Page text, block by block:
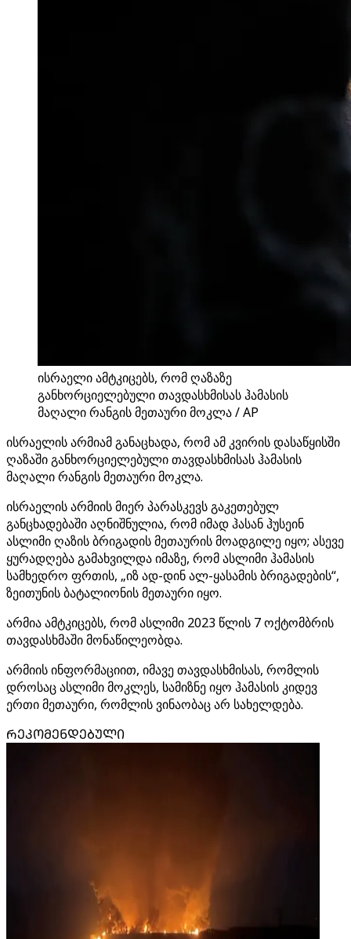
ისრაელი ამტკიცებს, რომ ღაზაზე
განხორციელებული თავდასხმისას ჰამასის
მაღალი რანგის მეთაური მოკლა / AP
ისრაელის არმიამ განაცხადა, რომ ამ კვირის დასაწყისში
ღაზაში განხორციელებული თავდასხმისას ჰამასის
მაღალი რანგის მეთაური მოკლა.
ისრაელის არმიის მიერ პარასკევს გაკეთებულ
განცხადებაში აღნიშნულია, რომ იმად ჰასან ჰუსეინ
ასლიმი ღაზის ბრიგადის მეთაურის მოადგილე იყო; ასევე
ყურადღება გამახვილდა იმაზე, რომ ასლიმი ჰამასის
სამხედრო ფრთის, „იზ ად-დინ ალ-ყასამის ბრიგადების“,
ზეითუნის ბატალიონის მეთაური იყო.
არმია ამტკიცებს, რომ ასლიმი 2023 წლის 7 ოქტომბრის
თავდასხმაში მონაწილეობდა.
არმიის ინფორმაციით, იმავე თავდასხმისას, რომლის
დროსაც ასლიმი მოკლეს, სამიზნე იყო ჰამასის კიდევ
ერთი მეთაური, რომლის ვინაობაც არ სახელდება.
ᲠᲔᲙᲝᲛᲔᲜᲓᲔᲑᲣᲚᲘ